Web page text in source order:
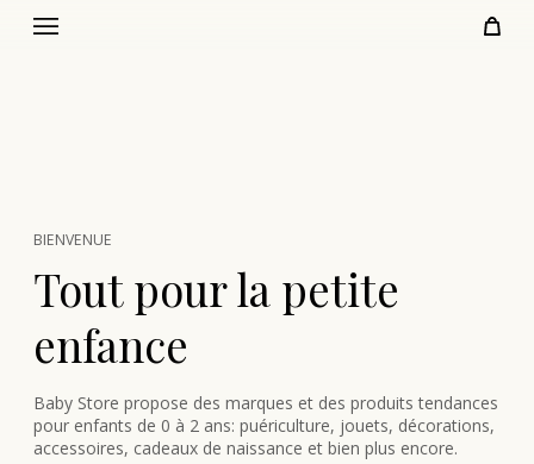
BIENVENUE
Tout pour la petite
enfance
Baby Store propose des marques et des produits tendances
pour enfants de 0 à 2 ans: puériculture, jouets, décorations,
accessoires, cadeaux de naissance et bien plus encore.